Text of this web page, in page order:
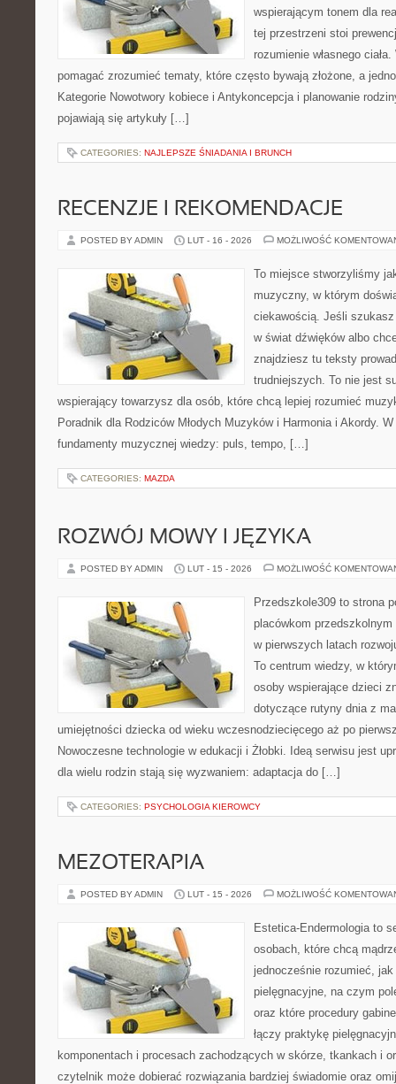
wspierającym tonem dla
tej przestrzeni stoi
rozumienie własnego
pomagać zrozumieć tematy, które często bywają złożone, a
Kategorie Nowotwory kobiece i Antykoncepcja i planowanie
pojawiają się artykuły […]
CATEGORIES: NAJLEPSZE ŚNIADANIA I BRUNCH
RECENZJE I REKOMENDACJE
POSTED BY ADMIN LUT - 16 - 2026 MOŻLIWOŚĆ
To miejsce stworzyliśmy
muzyczny, w którym
ciekawością. Jeśli
w świat dźwięków albo
znajdziesz tu teksty
trudniejszych. To nie jest
wspierający towarzysz dla osób, które chcą lepiej rozumieć
Poradnik dla Rodziców Młodych Muzyków i Harmonia i Akordy.
fundamenty muzycznej wiedzy: puls, tempo, […]
CATEGORIES: MAZDA
ROZWÓJ MOWY I JĘZYKA
POSTED BY ADMIN LUT - 15 - 2026 MOŻLIWOŚĆ
Przedszkole309 to strona
placówkom
w pierwszych latach
To centrum wiedzy, w
osoby wspierające dzieci
dotyczące rutyny dnia z
umiejętności dziecka od wieku wczesnodziecięcego aż po
Nowoczesne technologie w edukacji i Żłobki. Ideą serwisu jest
dla wielu rodzin stają się wyzwaniem: adaptacja do […]
CATEGORIES: PSYCHOLOGIA KIEROWCY
MEZOTERAPIA
POSTED BY ADMIN LUT - 15 - 2026 MOŻLIWOŚĆ
Estetica-Endermologia to
osobach, które chcą
jednocześnie rozumieć, jak
pielęgnacyjne, na czym
oraz które procedury
łączy praktykę
komponentach i procesach zachodzących w skórze, tkankach i
czytelnik może dobierać rozwiązania bardziej świadomie oraz